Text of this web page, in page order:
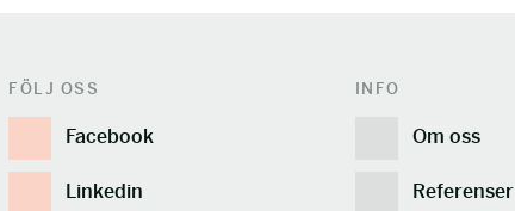
FÖLJ OSS
Facebook
Linkedin
INFO
Om oss
Referenser